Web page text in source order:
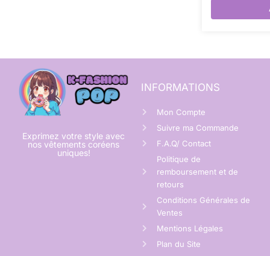
Exprimez votre style avec
nos vêtements coréens
uniques!
INFORMATIONS
Mon Compte
Suivre ma Commande
F.A.Q/ Contact
Politique de
remboursement et de
retours
Conditions Générales de
Ventes
Mentions Légales
Plan du Site